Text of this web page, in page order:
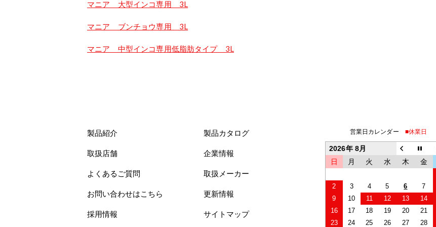
マニア 大型インコ専用 3L
マニア ブンチョウ専用 3L
マニア 中型インコ専用低脂肪タイプ 3L
製品紹介
取扱店舗
よくあるご質問
お問い合わせはこちら
採用情報
製品カタログ
企業情報
取扱メーカー
更新情報
サイトマップ
営業日カレンダー ■休業日
2026年 8月
日
月 火 水 木 金
2
3 4 5 6 7
9
10 11 12 13 14
16
17 18 19 20 21
23
24 25 26 27 28